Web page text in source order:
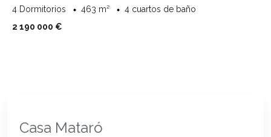
4 Dormitorios
463 m²
4 cuartos de baño
2 190 000 €
Casa Mataró